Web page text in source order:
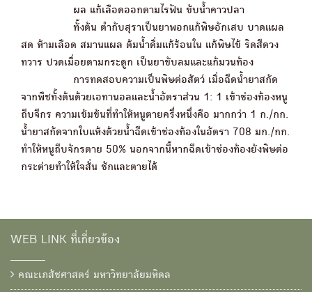
ผล แก้เลือดออกตามไรฟัน ขับน้ำคาวปลา
ทั้งต้น ตำกับสุราเป็นยาพอกแก้พิษอักเสบ บาดแผล
สด ห้ามเลือด สมานแผล ต้มน้ำดื่มแก้ร้อนใน แก้พิษไข้ ริดสีดวง
ทวาร ปวดเมื่อยตามกระดูก เป็นยาขับลมและแก้มวนท้อง
การทดสอบความเป็นพิษต่อสัตว์ เมื่อฉีดน้ำยาสกัด
จากพืชทั้งต้นด้วยเอทานอลและน้ำอัตราส่วน 1: 1 เข้าช่องท้องหนู
ถีบจีกร ความเข้มข้นที่ทำให้หนูตายครึ่งหนึ่งคือ มากกว่า 1 ก./กก.
น้ำยาสกัดจากใบแห้งด้วยน้ำฉีดเข้าช่องท้องในอัตรา 708 มก./กก.
ทำให้หนูถีบจักรตาย 50% นอกจากนี้หากฉีดเข้าช่องท้องยังพิษต่อ
กระต่ายทำให้ใจสั่น ชักและตายได้
WEB LINK ที่เกี่ยวข้อง
คณะเภสัชศาสตร์ มหาวิทยาลัยมหิดล